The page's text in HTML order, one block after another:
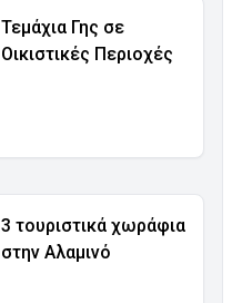
Τεμάχια Γης σε
Οικιστικές Περιοχές
3 τουριστικά χωράφια
στην Αλαμινό